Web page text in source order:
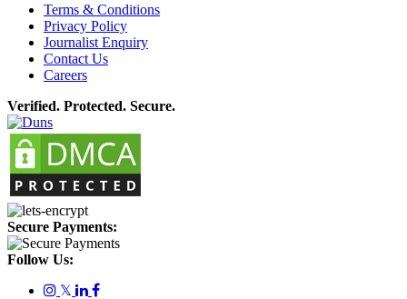
Terms & Conditions
Privacy Policy
Journalist Enquiry
Contact Us
Careers
Verified. Protected. Secure.
Secure Payments:
Follow Us:
𝕏